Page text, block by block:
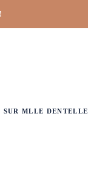
SUR MLLE DENTELLE